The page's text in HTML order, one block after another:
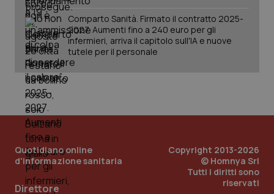
Comparto Sanità. Firmato il contratto 2025-
2027. Aumenti fino a 240 euro per gli
infermieri, arriva il capitolo sull'IA e nuove
tutele per il personale
Quotidiano online
d'informazione sanitaria
Direttore
Copyright 2013-2026
© Homnya Srl
Tutti i diritti sono
riservati